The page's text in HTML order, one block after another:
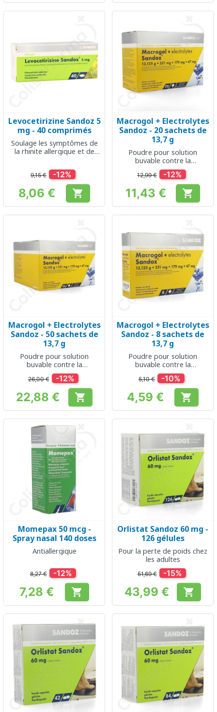
Levocetirizine Sandoz 5
mg - 40 comprimés
Soulage les symptômes de
la rhinite allergique et de
9,15 € -12%
Prix
8,06 € 
Macrogol + Electrolytes
Sandoz - 20 sachets de
13,7 g
Poudre pour solution
buvable contre la
constipation
12,99 € -12%
Prix
11,43 € 
Macrogol + Electrolytes
Sandoz - 50 sachets de
13,7 g
Poudre pour solution
buvable contre la
constipation
26,00 € -12%
Prix
22,88 € 
Macrogol + Electrolytes
Sandoz - 8 sachets de
13,7 g
Poudre pour solution
buvable contre la
constipation
5,10 € -10%
Prix
4,59 € 
Momepax 50 mcg -
Spray nasal 140 doses
Antiallergique
8,27 € -12%
Prix
7,28 € 
Orlistat Sandoz 60 mg -
126 gélules
Pour la perte de poids chez
les adultes
51,69 € -15%
Prix
43,99 € 